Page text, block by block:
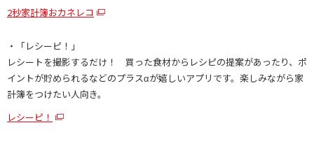
2秒家計簿おカネレコ
・「レシーピ！」
レシートを撮影するだけ！ 買った食材からレシピの提案があったり、ポ
イントが貯められるなどのプラスαが嬉しいアプリです。楽しみながら家
計簿をつけたい人向き。
レシーピ！